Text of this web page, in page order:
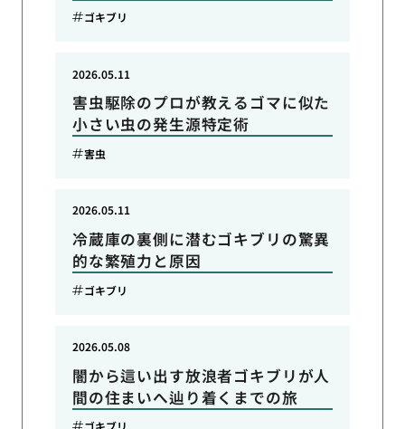
ゴキブリ
害虫駆除のプロが教えるゴマに似た
小さい虫の発生源特定術
2026.05.11
害虫
冷蔵庫の裏側に潜むゴキブリの驚異
的な繁殖力と原因
2026.05.11
ゴキブリ
闇から這い出す放浪者ゴキブリが人
間の住まいへ辿り着くまでの旅
2026.05.08